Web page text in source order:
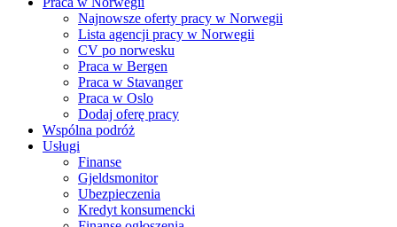
Najnowsze oferty pracy w Norwegii
Lista agencji pracy w Norwegii
CV po norwesku
Praca w Bergen
Praca w Stavanger
Praca w Oslo
Dodaj oferę pracy
Wspólna podróż
Usługi
Finanse
Gjeldsmonitor
Ubezpieczenia
Kredyt konsumencki